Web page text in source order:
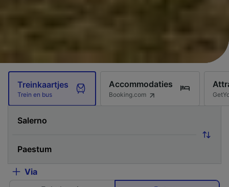
Treinkaartjes
Trein en bus
Accommodaties
Booking.com
Via